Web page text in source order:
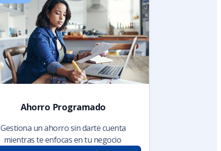
Ahorro Programado
Gestiona un ahorro sin darte cuenta
mientras te enfocas en tu negocio